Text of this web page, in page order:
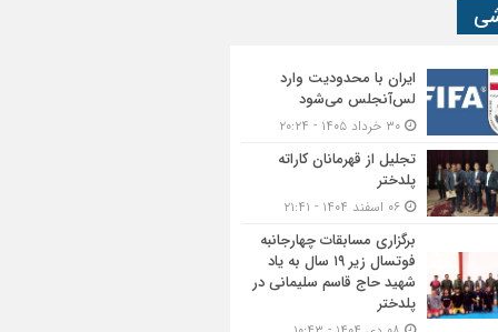
ایران با محدودیت وارد
لس‌آنجلس می‌شود
تجلیل از قهرمانان کاراته
پلدختر
برگزاری مسابقات چهارجانبه
فوتسال زیر ۱۹ سال به یاد
شهید حاج قاسم سلیمانی در
پلدختر